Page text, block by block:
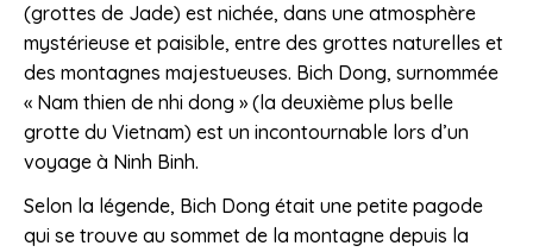
(grottes de Jade) est nichée, dans une atmosphère
mystérieuse et paisible, entre des grottes naturelles et
des montagnes majestueuses. Bich Dong, surnommée
« Nam thien de nhi dong » (la deuxième plus belle
grotte du Vietnam) est un incontournable lors d’un
voyage à Ninh Binh.
Selon la légende, Bich Dong était une petite pagode
qui se trouve au sommet de la montagne depuis la